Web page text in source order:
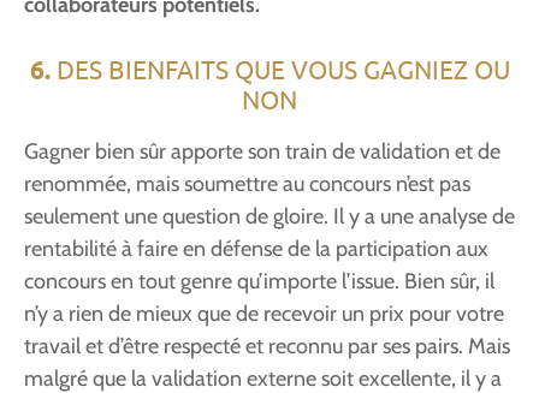
6.DES BIENFAITS QUE VOUS GAGNIEZ OU
NON
Gagner bien sûr apporte son train de validation et de
renommée, mais soumettre au concours n’est pas
seulement une question de gloire. Il y a une analyse de
rentabilité à faire en défense de la participation aux
concours en tout genre qu’importe l’issue. Bien sûr, il
n’y a rien de mieux que de recevoir un prix pour votre
travail et d’être respecté et reconnu par ses pairs. Mais
malgré que la validation externe soit excellente, il y a